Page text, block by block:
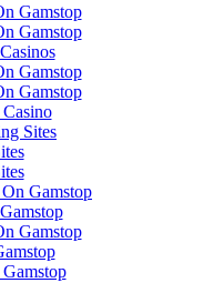
Gamstop
Gamstop
Gamstop
Gamstop
Sites
Gamstop
Gamstop